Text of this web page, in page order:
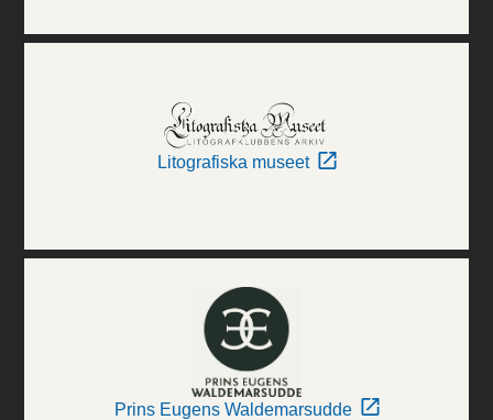
Litografiska museet
Prins Eugens Waldemarsudde